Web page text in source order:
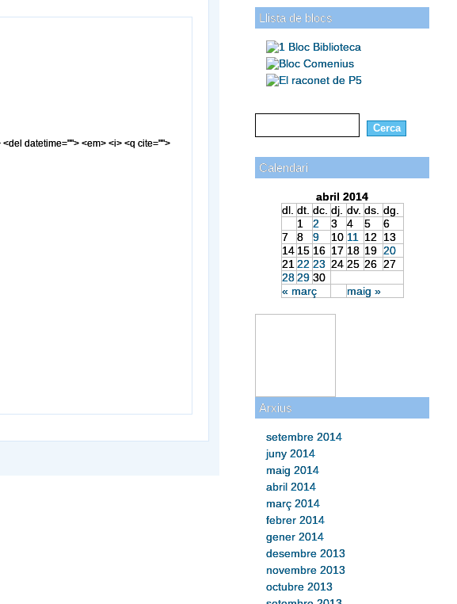
Llista de blocs
Calendari
abril 2014
dl. dt. dc. dj. dv. ds. dg.
« març maig »
1 2 3 4 5
6
7
8 9 10 11 12
13
14 15 16 17 18 19 20
21 22 23 24 25 26 27
28 29 30
Arxius
setembre 2014
juny 2014
maig 2014
abril 2014
març 2014
febrer 2014
gener 2014
desembre 2013
novembre 2013
octubre 2013
datetime=""> <em> <i> <q cite="">